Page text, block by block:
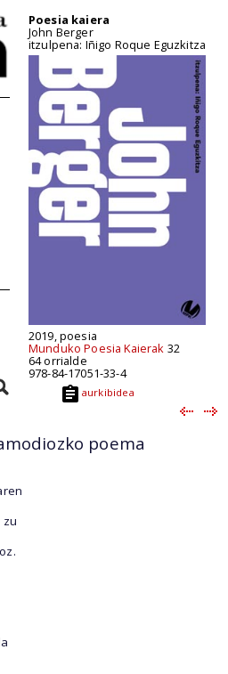
Poesia kaiera
John Berger
itzulpena: Iñigo Roque Eguzkitza
2019, poesia
Munduko Poesia Kaierak 32
64 orrialde
978-84-17051-33-4
aurkibidea
poema
zu